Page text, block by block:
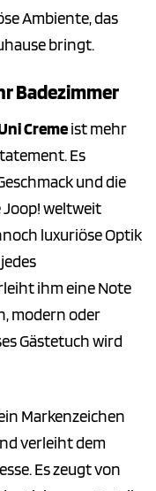
Ambiente, das
bringt.
Badezimmer
Cremeist mehr
Es
und die
Joop! weltweit
luxuriöse Optik
ihm eine Note
modern oder
Gästetuch wird
Markenzeichen
verleiht dem
Es zeugt von